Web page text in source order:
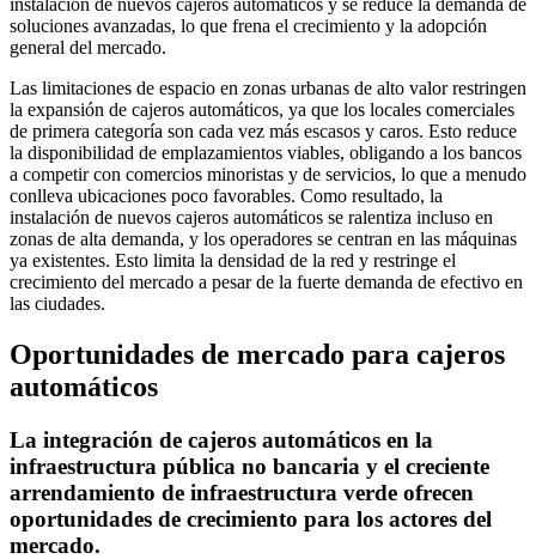
instalación de nuevos cajeros automáticos y se reduce la demanda de
soluciones avanzadas, lo que frena el crecimiento y la adopción
general del mercado.
Las limitaciones de espacio en zonas urbanas de alto valor restringen
la expansión de cajeros automáticos, ya que los locales comerciales
de primera categoría son cada vez más escasos y caros. Esto reduce
la disponibilidad de emplazamientos viables, obligando a los bancos
a competir con comercios minoristas y de servicios, lo que a menudo
conlleva ubicaciones poco favorables. Como resultado, la
instalación de nuevos cajeros automáticos se ralentiza incluso en
zonas de alta demanda, y los operadores se centran en las máquinas
ya existentes. Esto limita la densidad de la red y restringe el
crecimiento del mercado a pesar de la fuerte demanda de efectivo en
las ciudades.
Oportunidades de mercado para cajeros
automáticos
La integración de cajeros automáticos en la
infraestructura pública no bancaria y el creciente
arrendamiento de infraestructura verde ofrecen
oportunidades de crecimiento para los actores del
mercado.